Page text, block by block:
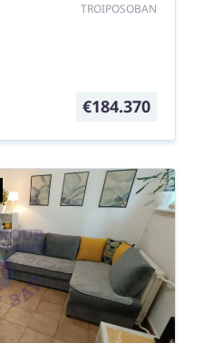
TROIPOSOBAN
€184.370